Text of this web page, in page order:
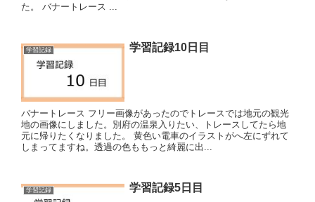
た。 バナートレース ...
学習記録 学習記録10日目
バナートレース フリー画像があったのでトレースでは地元の観光
地の画像にしました。別府の温泉入りたい、トレースしてたら地
元に帰りたくなりました。 黄色い電車のイラストがへ左にずれて
しまってますね。透過の色ももっと綺麗に出...
学習記録 学習記録5日目